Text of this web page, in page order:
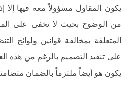
يكون المقاول مسؤولاً معه فيها إلا
من الوضوح بحيث لا تخفى على
المتعلقة بمخالفة قوانين ولوائح
على تنفيذ التصميم بالرغم من هذه
يكون هو أيضاً ملتزماً بالضمان